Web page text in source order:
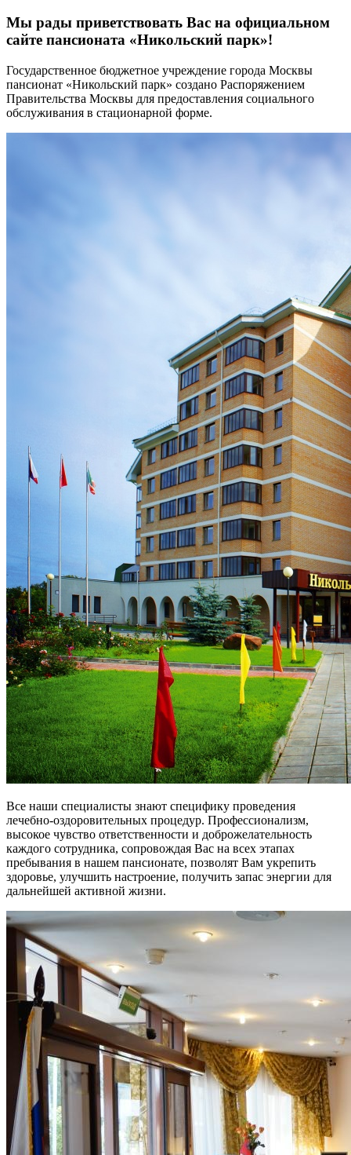
Мы рады приветствовать Вас на официальном
сайте пансионата «Никольский парк»!
Государственное бюджетное учреждение города Москвы
пансионат «Никольский парк» создано Распоряжением
Правительства Москвы для предоставления социального
обслуживания в стационарной форме.
Все наши специалисты знают специфику проведения
лечебно-оздоровительных процедур. Профессионализм,
высокое чувство ответственности и доброжелательность
каждого сотрудника, сопровождая Вас на всех этапах
пребывания в нашем пансионате, позволят Вам укрепить
здоровье, улучшить настроение, получить запас энергии для
дальнейшей активной жизни.